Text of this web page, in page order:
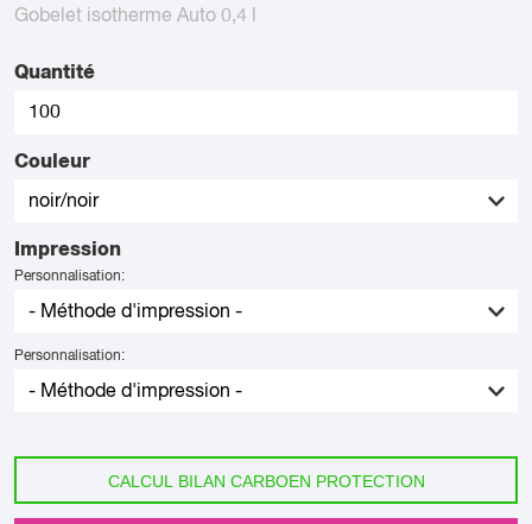
Gobelet isotherme Auto 0,4 l
Quantité
Couleur
Impression
Personnalisation:
Personnalisation:
CALCUL BILAN CARBOEN PROTECTION